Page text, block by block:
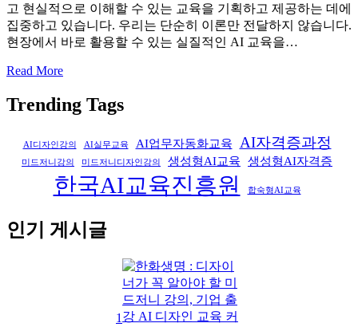
고 현실적으로 이해할 수 있는 교육을 기획하고 제공하는 데에
집중하고 있습니다. 우리는 단순히 이론만 전달하지 않습니다.
현장에서 바로 활용할 수 있는 실질적인 AI 교육을…
Read More
Trending Tags
AI디자인강의 AI실무교육 AI업무자동화교육 AI자격증과정
미드저니강의 미드저니디자인강의 생성형AI교육 생성형AI자격증
한국AI교육진흥원 합숙형AI교육
인기 게시글
1